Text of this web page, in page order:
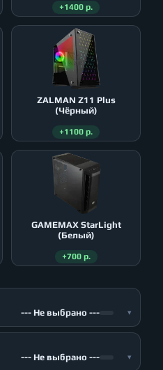
+1400 р.
ZALMAN Z11 Plus
(Чёрный)
+1100 р.
GAMEMAX StarLight
(Белый)
+700 р.
--- Не выбрано --- ▾
--- Не выбрано --- ▾